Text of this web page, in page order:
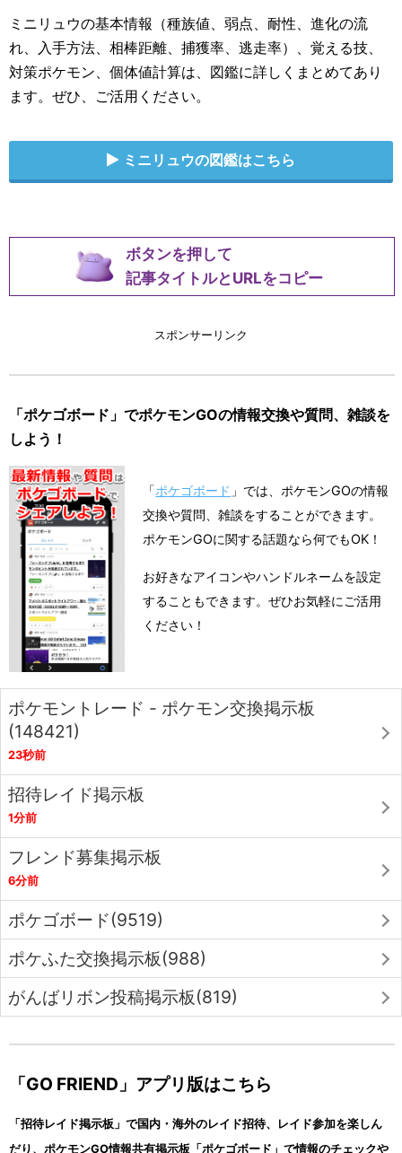
ミニリュウの基本情報（種族値、弱点、耐性、進化の流
れ、入手方法、相棒距離、捕獲率、逃走率）、覚える技、
対策ポケモン、個体値計算は、図鑑に詳しくまとめてあり
ます。ぜひ、ご活用ください。
ミニリュウの図鑑はこちら
ボタンを押して
記事タイトルとURLをコピー
スポンサーリンク
「ポケゴボード」でポケモンGOの情報交換や質問、雑談を
しよう！
「ポケゴボード 」では、ポケモンGOの情報
交換や質問、雑談をすることができます。
ポケモンGOに関する話題なら何でもOK！
お好きなアイコンやハンドルネームを設定
することもできます。ぜひお気軽にご活用
ください！
ポケモントレード - ポケモン交換掲示板
(148421)
23秒前
招待レイド掲示板
1分前
フレンド募集掲示板
6分前
ポケゴボード(9519)
ポケふた交換掲示板(988)
がんばリボン投稿掲示板(819)
「GO FRIEND」アプリ版はこちら
「招待レイド掲示板」で国内・海外のレイド招待、レイド参加を楽しん
だり、ポケモンGO情報共有掲示板「ポケゴボード」で情報のチェックや